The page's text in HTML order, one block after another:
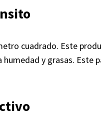
cuadrado. Este
y grasas. Este